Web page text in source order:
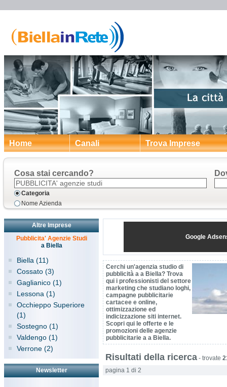
Home Canali Trova Imprese
Cosa stai cercando?
Categoria
Nome Azienda
Altre Imprese
Pubblicita' Agenzie Studi
a Biella
Biella (11)
Cossato (3)
Gaglianico (1)
Lessona (1)
Occhieppo Superiore
(1)
Sostegno (1)
Valdengo (1)
Verrone (2)
Newsletter
Google
Cerchi un'agenzia studio di
pubblicità a a Biella? Trova
qui i professionisti del settore
marketing che studiano loghi,
campagne pubblicitarie
cartacee e online,
ottimizzazione ed
indicizzazione siti internet.
Scopri qui le offerte e le
promozioni delle agenzie
pubblicitarie a a Biella.
Risultati della ricerca - trovate
pagina 1 di 2